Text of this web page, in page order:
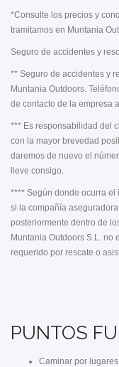
*Consulte los precios y
tramitamos en Muntania
Seguro de accidentes y
** Seguro de accidentes y
Muntania Outdoors.
de contacto de la empresa
*** Es responsabilidad del
con la mayor brevedad
daremos de nuevo el
lleve consigo.
**** Según donde ocurra el
si la compañía
posteriormente dentro de
Muntania Outdoors S.L.
requerido por rescate o
PUNTOS
Caminar por